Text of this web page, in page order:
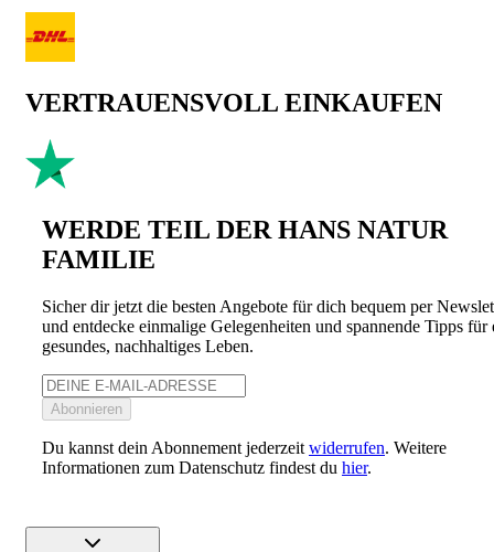
VERTRAUENSVOLL EINKAUFEN
WERDE TEIL DER HANS NATUR
FAMILIE
Sicher dir jetzt die besten Angebote für dich bequem per
und entdecke einmalige Gelegenheiten und spannende Tipps für
gesundes, nachhaltiges Leben.
Abonnieren
Du kannst dein Abonnement jederzeit widerrufen. Weitere
Informationen zum Datenschutz findest du hier.